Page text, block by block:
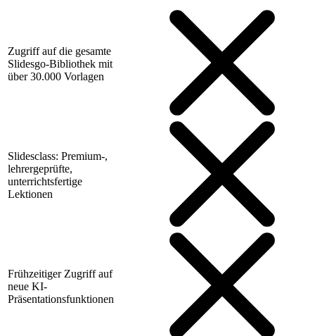
Zugriff auf die gesamte
Slidesgo-Bibliothek mit
über 30.000 Vorlagen
Slidesclass: Premium-,
lehrergeprüfte,
unterrichtsfertige
Lektionen
Frühzeitiger Zugriff auf
neue KI-
Präsentationsfunktionen